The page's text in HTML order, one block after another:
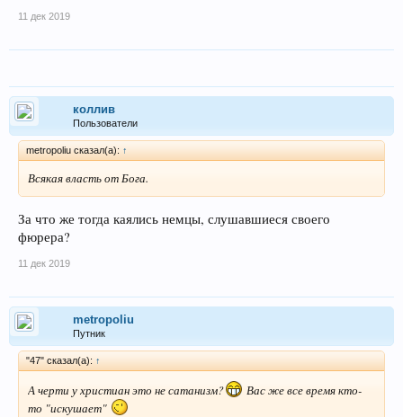
11 дек 2019
коллив
Пользователи
metropoliu сказал(а): ↑
Всякая власть от Бога.
За что же тогда каялись немцы, слушавшиеся своего
фюрера?
11 дек 2019
metropoliu
Путник
"47" сказал(а): ↑
А черти у христиан это не сатанизм?
Вас же все время кто-
то "искушает"